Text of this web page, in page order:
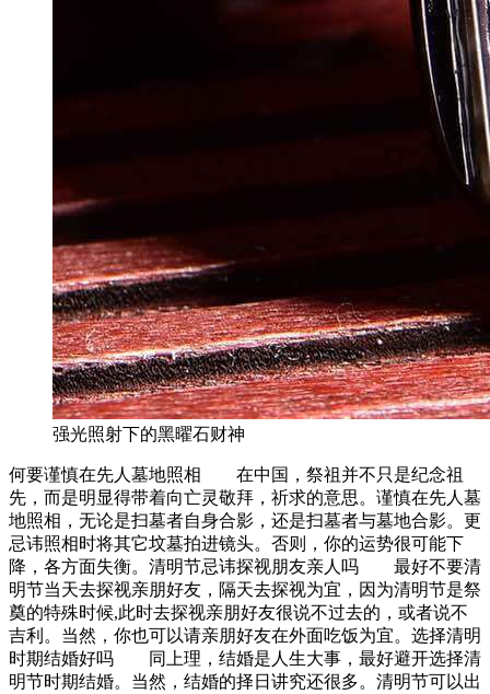
强光照射下的黑曜石财神
何要谨慎在先人墓地照相 在中国，祭祖并不只是纪念祖
先，而是明显得带着向亡灵敬拜，祈求的意思。谨慎在先人墓
地照相，无论是扫墓者自身合影，还是扫墓者与墓地合影。更
忌讳照相时将其它坟墓拍进镜头。否则，你的运势很可能下
降，各方面失衡。清明节忌讳探视朋友亲人吗 最好不要清
明节当天去探视亲朋好友，隔天去探视为宜，因为清明节是祭
奠的特殊时候,此时去探视亲朋好友很说不过去的，或者说不
吉利。当然，你也可以请亲朋好友在外面吃饭为宜。选择清明
时期结婚好吗 同上理，结婚是人生大事，最好避开选择清
明节时期结婚。当然，结婚的择日讲究还很多。清明节可以出